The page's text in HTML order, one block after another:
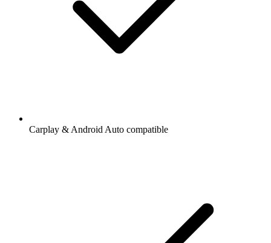
Carplay & Android Auto compatible